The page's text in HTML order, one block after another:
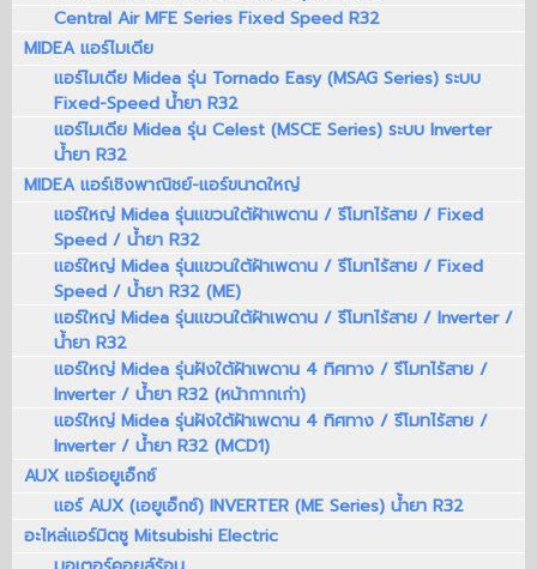
Central Air MFE Series Fixed Speed R32
MIDEA แอร์ไมเดีย
แอร์ไมเดีย Midea รุ่น Tornado Easy (MSAG Series) ระบบ
Fixed-Speed น้ำยา R32
แอร์ไมเดีย Midea รุ่น Celest (MSCE Series) ระบบ Inverter
น้ำยา R32
MIDEA แอร์เชิงพาณิชย์-แอร์ขนาดใหญ่
แอร์ใหญ่ Midea รุ่นแขวนใต้ฝ้าเพดาน / รีโมทไร้สาย / Fixed
Speed / น้ำยา R32
แอร์ใหญ่ Midea รุ่นแขวนใต้ฝ้าเพดาน / รีโมทไร้สาย / Fixed
Speed / น้ำยา R32 (ME)
แอร์ใหญ่ Midea รุ่นแขวนใต้ฝ้าเพดาน / รีโมทไร้สาย / Inverter /
น้ำยา R32
แอร์ใหญ่ Midea รุ่นฝังใต้ฝ้าเพดาน 4 ทิศทาง / รีโมทไร้สาย /
Inverter / น้ำยา R32 (หน้ากากเก่า)
แอร์ใหญ่ Midea รุ่นฝังใต้ฝ้าเพดาน 4 ทิศทาง / รีโมทไร้สาย /
Inverter / น้ำยา R32 (MCD1)
AUX แอร์เอยูเอ็กซ์
แอร์ AUX (เอยูเอ็กซ์) INVERTER (ME Series) น้ำยา R32
อะไหล่แอร์มิตซู Mitsubishi Electric